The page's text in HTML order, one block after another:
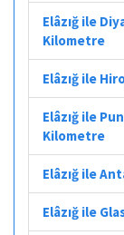
Elâzığ ile
Kilometre
Elâzığ ile
Elâzığ ile
Kilometre
Elâzığ ile
Elâzığ ile